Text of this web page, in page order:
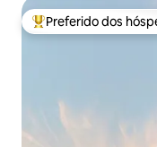
Entre os melhores
Preferido dos